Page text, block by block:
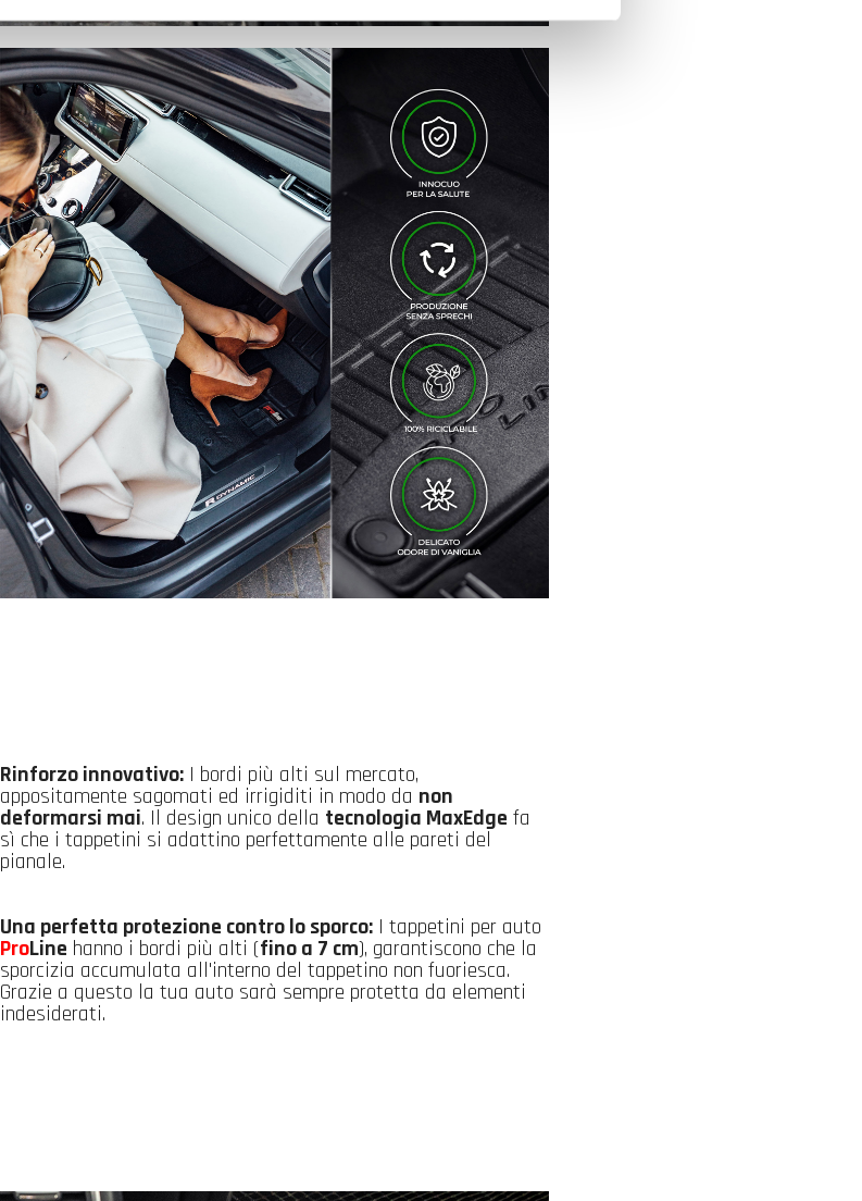
Rinforzo innovativo:I bordi più alti sul mercato,
appositamente sagomati ed irrigiditi in modo da non
deformarsi mai. Il design unico della tecnologia MaxEdge fa
sì che i tappetini si adattino perfettamente alle pareti del
pianale.
Una perfetta protezione contro lo sporco:I tappetini per auto
ProLine hanno i bordi più alti (fino a 7 cm), garantiscono che la
sporcizia accumulata all'interno del tappetino non fuoriesca.
Grazie a questo la tua auto sarà sempre protetta da elementi
indesiderati.
ATTIVA LO SCONTO!
Oltre 2000 clienti già iscritti.